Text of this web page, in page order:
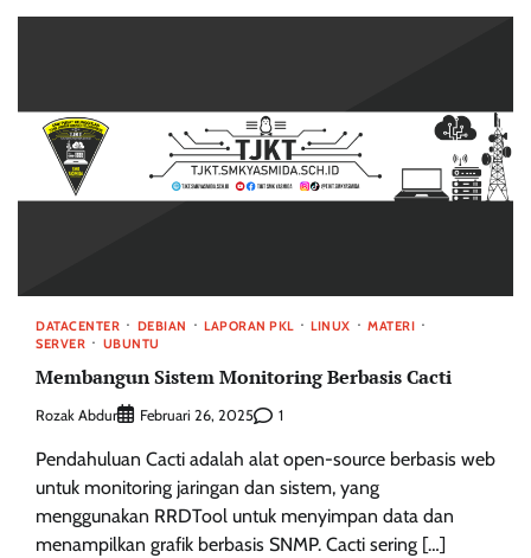
DATACENTER DEBIAN LAPORAN PKL LINUX
MATERI
SERVER
UBUNTU
Membangun Sistem Monitoring Berbasis Cacti
Rozak Abdur Februari 26, 2025 1
Pendahuluan Cacti adalah alat open-source berbasis web
untuk monitoring jaringan dan sistem, yang
menggunakan RRDTool untuk menyimpan data dan
menampilkan grafik berbasis SNMP. Cacti sering […]